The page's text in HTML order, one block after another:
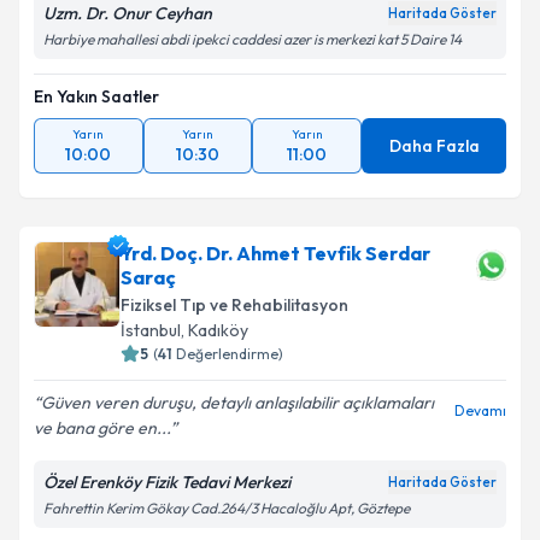
Uzm. Dr. Onur Ceyhan Haritada Göster
Harbiye mahallesi abdi ipekci caddesi azer is merkezi kat 5 Daire 14
En Yakın Saatler
Yarın
10:00
Yarın
10:30
Yarın
11:00 Daha Fazla
Yrd. Doç. Dr. Ahmet Tevfik Serdar
Saraç
Fiziksel Tıp ve Rehabilitasyon
İstanbul, Kadıköy
5 (41 Değerlendirme)
Güven veren duruşu, detaylı anlaşılabilir açıklamaları
ve bana göre en...
Devamı
Özel Erenköy Fizik Tedavi Merkezi Haritada Göster
Fahrettin Kerim Gökay Cad.264/3 Hacaloğlu Apt, Göztepe